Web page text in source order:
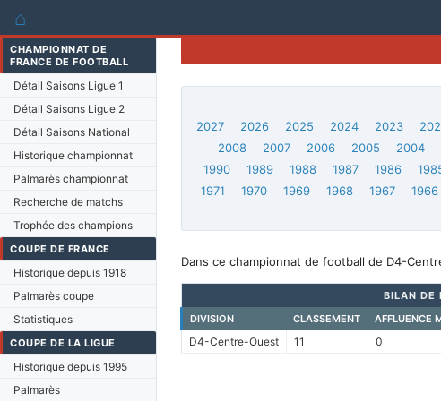
⌂
CHAMPIONNAT DE
FRANCE DE FOOTBALL
Détail Saisons Ligue 1
Détail Saisons Ligue 2
Détail Saisons National
Historique championnat
Palmarès championnat
Recherche de matchs
Trophée des champions
COUPE DE FRANCE
Historique depuis 1918
Palmarès coupe
Statistiques
COUPE DE LA LIGUE
Historique depuis 1995
Palmarès
2027
2026 2025 2024 2023
2008
2007 2006 2005 2004
1990
1989 1988 1987 1986
1971
1970 1969 1968 1967 1966
Dans ce championnat de football de D4-
BILAN DE
DIVISION
CLASSEMENT AFFLUENCE
D4-Centre-Ouest 11 0